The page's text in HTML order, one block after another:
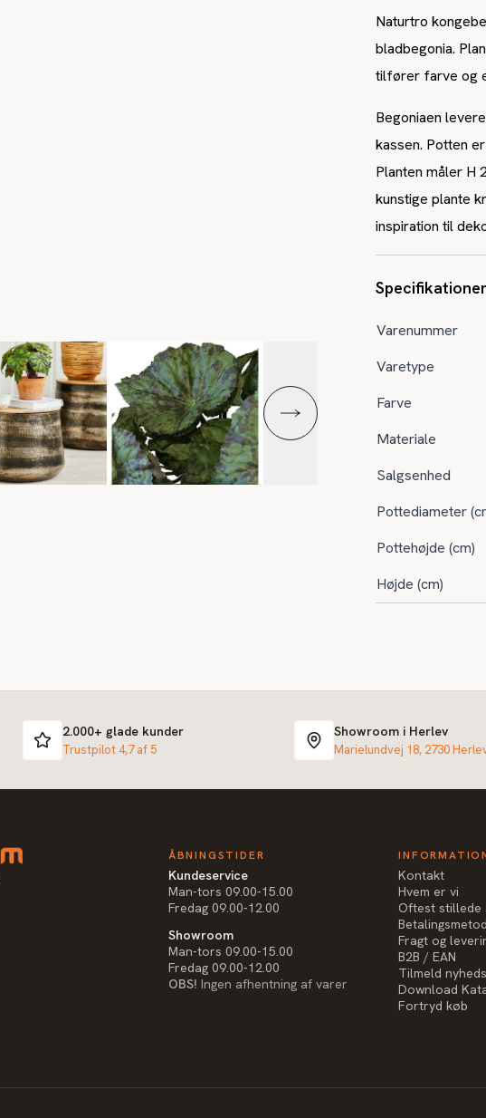
Naturtro
bladbegonia.
tilfører farve og
Begoniaen
kassen. Potten
Planten måler H
kunstige plante
inspiration til
Specifikationer
Varenummer
Varetype
Farve
Materiale
Salgsenhed
Pottediameter
Pottehøjde (cm)
Højde (cm)
2.000+ glade kunder
Trustpilot 4,7 af 5
Showroom i Herlev
Marielundvej 18, 2730
ÅBNINGSTIDER
Kundeservice
Man-tors 09.00-15.00
Fredag 09.00-12.00
Showroom
Man-tors 09.00-15.00
Fredag 09.00-12.00
OBS! Ingen afhentning af varer
Kontakt
Hvem er vi
Oftest stillede
Fragt og
B2B / EAN
Tilmeld
Download
Fortryd køb